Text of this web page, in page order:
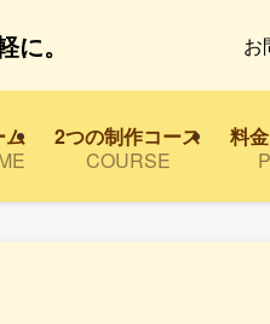
。 お
ム
2つの制作コース
COURSE
料